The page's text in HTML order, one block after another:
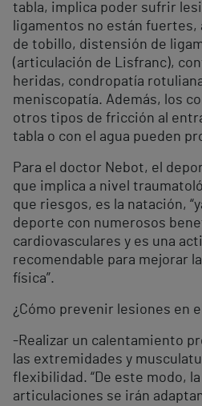
tabla, implica poder sufrir
ligamentos no están fuertes,
de tobillo, distensión de
(articulación de Lisfranc),
heridas, condropatía
meniscopatía. Además, los
otros tipos de fricción al
tabla o con el agua pueden
Para el doctor Nebot, el
que implica a nivel
que riesgos, es la natación,
deporte con numerosos
cardiovasculares y es una
recomendable para mejorar
física”.
¿Cómo prevenir lesiones en
-Realizar un calentamiento
las extremidades y
flexibilidad. “De este modo,
articulaciones se irán